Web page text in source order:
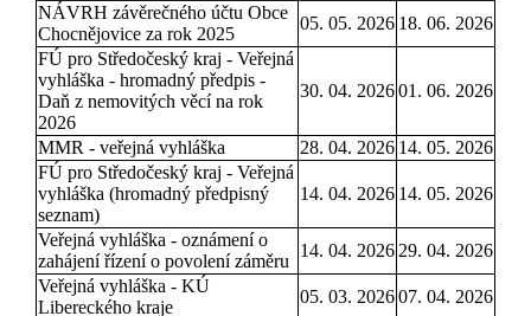
NÁVRH závěrečného účtu Obce
Chocnějovice za rok 2025
05. 05. 2026 18. 06. 2026
FÚ pro Středočeský kraj - Veřejná
vyhláška - hromadný předpis -
Daň z nemovitých věcí na rok
2026
30. 04. 202601. 06. 2026
MMR - veřejná vyhláška 28. 04. 2026 14. 05. 2026
FÚ pro Středočeský kraj - Veřejná
vyhláška (hromadný předpisný
seznam)
14. 04. 2026 14. 05. 2026
Veřejná vyhláška - oznámení o
zahájení řízení o povolení záměru
14. 04. 2026 29. 04. 2026
Veřejná vyhláška - KÚ
Libereckého kraje
05. 03. 202607. 04. 2026